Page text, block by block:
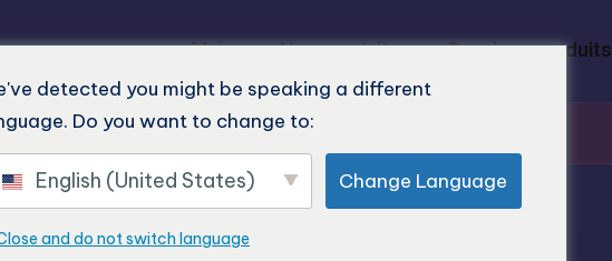
Maison Nos produits Derniers produits
detected you might be speaking a different
Do you want to change to:
English (United States) Change Language
and do not switch language